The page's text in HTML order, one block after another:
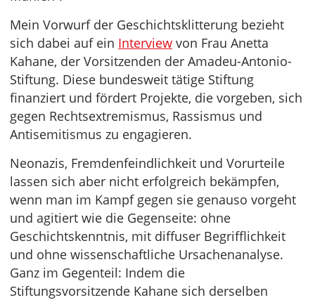
Mein Vorwurf der Geschichtsklitterung bezieht
sich dabei auf ein Interview von Frau Anetta
Kahane, der Vorsitzenden der Amadeu-Antonio-
Stiftung. Diese bundesweit tätige Stiftung
finanziert und fördert Projekte, die vorgeben, sich
gegen Rechtsextremismus, Rassismus und
Antisemitismus zu engagieren.
Neonazis, Fremdenfeindlichkeit und Vorurteile
lassen sich aber nicht erfolgreich bekämpfen,
wenn man im Kampf gegen sie genauso vorgeht
und agitiert wie die Gegenseite: ohne
Geschichtskenntnis, mit diffuser Begrifflichkeit
und ohne wissenschaftliche Ursachenanalyse.
Ganz im Gegenteil: Indem die
Stiftungsvorsitzende Kahane sich derselben